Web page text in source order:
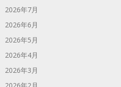
2026年7月
2026年6月
2026年5月
2026年4月
2026年3月